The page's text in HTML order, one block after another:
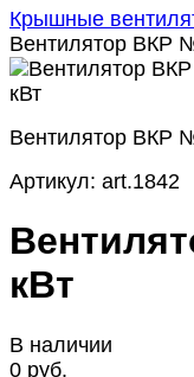
Крышные
Вентилятор ВКР
Вентилятор ВКР
Артикул: art.1842
кВт
В наличии
0 руб.